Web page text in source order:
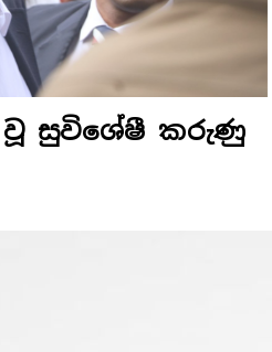
සුවිශේෂී කරුණු